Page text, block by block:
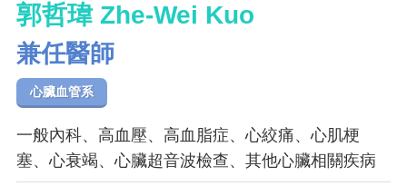
郭哲瑋 Zhe-Wei Kuo
兼任醫師
心臟血管系
一般內科、高血壓、高血脂症、心絞痛、心肌梗
塞、心衰竭、心臟超音波檢查、其他心臟相關疾病